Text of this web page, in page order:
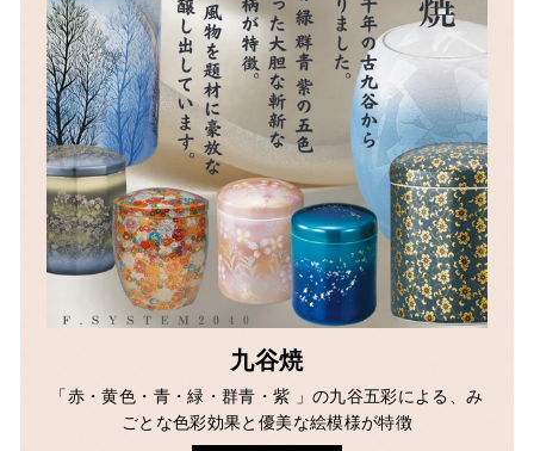
九谷焼
「赤・黄色・青・緑・群青・紫 」の九谷五彩による、み
ごとな色彩効果と優美な絵模様が特徴